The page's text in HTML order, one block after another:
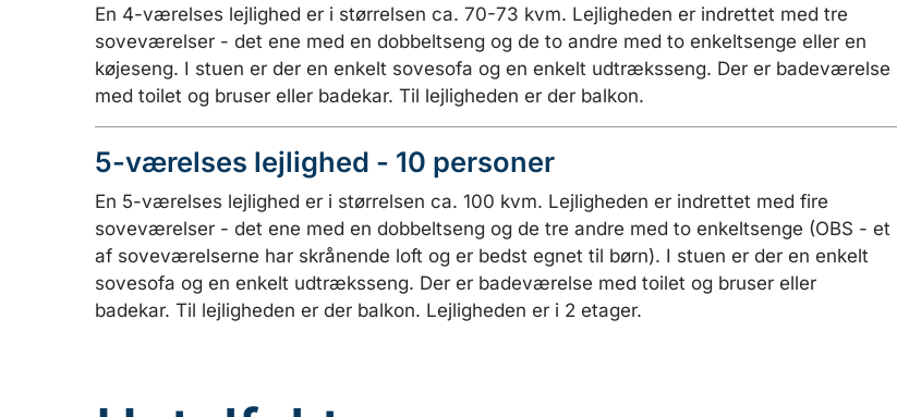
En 4-værelses lejlighed er i størrelsen ca. 70-73 kvm. Lejligheden er indrettet med tre
soveværelser - det ene med en dobbeltseng og de to andre med to enkeltsenge eller en
køjeseng. I stuen er der en enkelt sovesofa og en enkelt udtræksseng. Der er badeværelse
med toilet og bruser eller badekar. Til lejligheden er der balkon.
5-værelses lejlighed - 10 personer
En 5-værelses lejlighed er i størrelsen ca. 100 kvm. Lejligheden er indrettet med fire
soveværelser - det ene med en dobbeltseng og de tre andre med to enkeltsenge (OBS - et
af soveværelserne har skrånende loft og er bedst egnet til børn). I stuen er der en enkelt
sovesofa og en enkelt udtræksseng. Der er badeværelse med toilet og bruser eller
badekar. Til lejligheden er der balkon. Lejligheden er i 2 etager.